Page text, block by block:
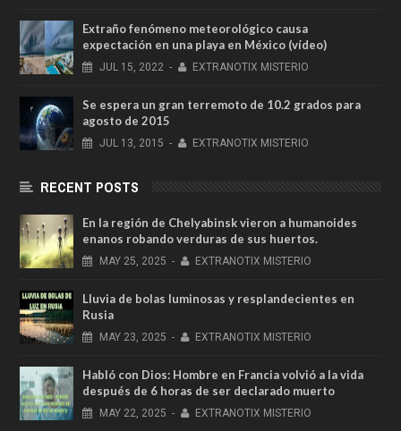
Extraño fenómeno meteorológico causa
expectación en una playa en México (vídeo)
JUL 15, 2022 - EXTRANOTIX MISTERIO
Se espera un gran terremoto de 10.2 grados para
agosto de 2015
JUL 13, 2015 - EXTRANOTIX MISTERIO
RECENT POSTS
En la región de Chelyabinsk vieron a humanoides
enanos robando verduras de sus huertos.
MAY 25, 2025 - EXTRANOTIX MISTERIO
Lluvia de bolas luminosas y resplandecientes en
Rusia
MAY 23, 2025 - EXTRANOTIX MISTERIO
Habló con Dios: Hombre en Francia volvió a la vida
después de 6 horas de ser declarado muerto
MAY 22, 2025 - EXTRANOTIX MISTERIO